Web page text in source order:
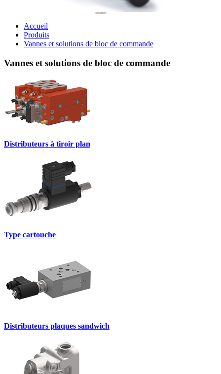
Accueil
Produits
Vannes et solutions de bloc de commande
Vannes et solutions de bloc de commande
Distributeurs à tiroir plan
Type cartouche
Distributeurs plaques sandwich